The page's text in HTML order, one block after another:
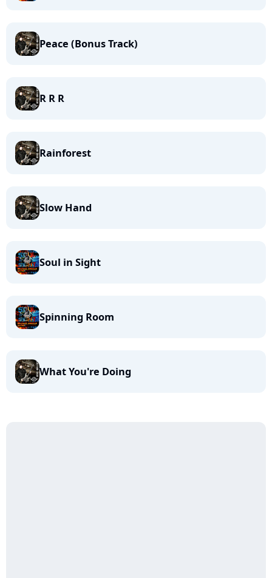
Peace (Bonus Track)
R R R
Rainforest
Slow Hand
Soul in Sight
Spinning Room
What You're Doing